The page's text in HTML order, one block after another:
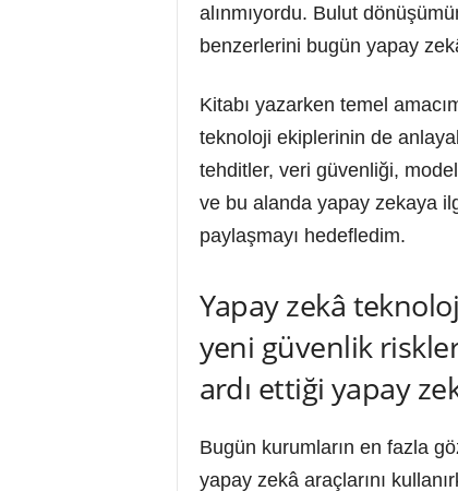
alınmıyordu. Bulut
benzerlerini bugün yapay
Kitabı yazarken temel
teknoloji ekiplerinin de
tehditler, veri güvenliği,
ve bu alanda yapay zekaya
paylaşmayı hedefledim.
Yapay zekâ
yeni güvenlik
ardı ettiği yapay
Bugün kurumların en fazla
yapay zekâ araçlarını